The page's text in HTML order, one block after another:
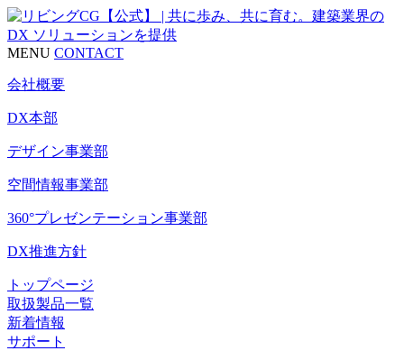
MENU CONTACT
会社概要
DX本部
デザイン事業部
空間情報事業部
360°プレゼンテーション事業部
DX推進方針
トップページ
取扱製品一覧
新着情報
サポート